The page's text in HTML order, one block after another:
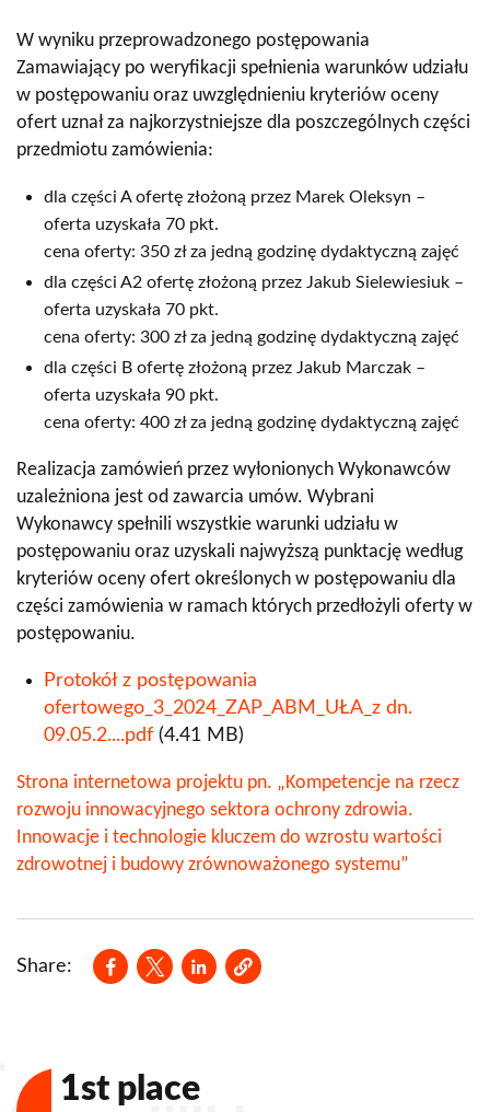
W wyniku przeprowadzonego postępowania
Zamawiający po weryfikacji spełnienia warunków udziału
w postępowaniu oraz uwzględnieniu kryteriów oceny
ofert uznał za najkorzystniejsze dla poszczególnych części
przedmiotu zamówienia:
dla części A ofertę złożoną przez Marek Oleksyn –
oferta uzyskała 70 pkt.
cena oferty: 350 zł za jedną godzinę dydaktyczną zajęć
dla części A2 ofertę złożoną przez Jakub Sielewiesiuk –
oferta uzyskała 70 pkt.
cena oferty: 300 zł za jedną godzinę dydaktyczną zajęć
dla części B ofertę złożoną przez Jakub Marczak –
oferta uzyskała 90 pkt.
cena oferty: 400 zł za jedną godzinę dydaktyczną zajęć
Realizacja zamówień przez wyłonionych Wykonawców
uzależniona jest od zawarcia umów. Wybrani
Wykonawcy spełnili wszystkie warunki udziału w
postępowaniu oraz uzyskali najwyższą punktację według
kryteriów oceny ofert określonych w postępowaniu dla
części zamówienia w ramach których przedłożyli oferty w
postępowaniu.
Dokument
Protokół z postępowania
ofertowego_3_2024_ZAP_ABM_UŁA_z dn.
09.05.2....pdf (4.41 MB)
Strona internetowa projektu pn. „Kompetencje na rzecz
rozwoju innowacyjnego sektora ochrony zdrowia.
Innowacje i technologie kluczem do wzrostu wartości
zdrowotnej i budowy zrównoważonego systemu”
Share:
Opens in a new window
Opens in a new window
Opens in a new window
1st place